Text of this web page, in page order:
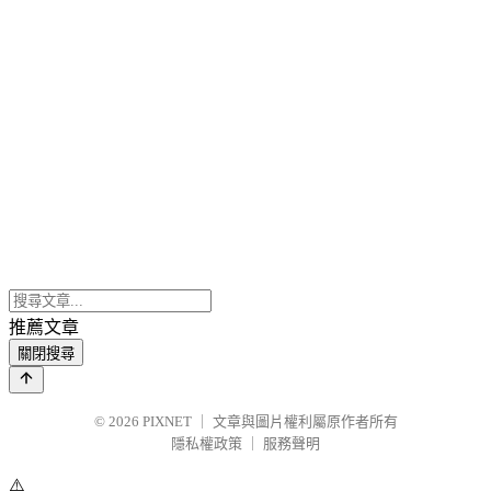
推薦文章
關閉搜尋
© 2026 PIXNET
文章與圖片權利屬原作者所有
隱私權政策
服務聲明
⚠️